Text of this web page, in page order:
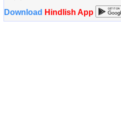
Download Hindlish App